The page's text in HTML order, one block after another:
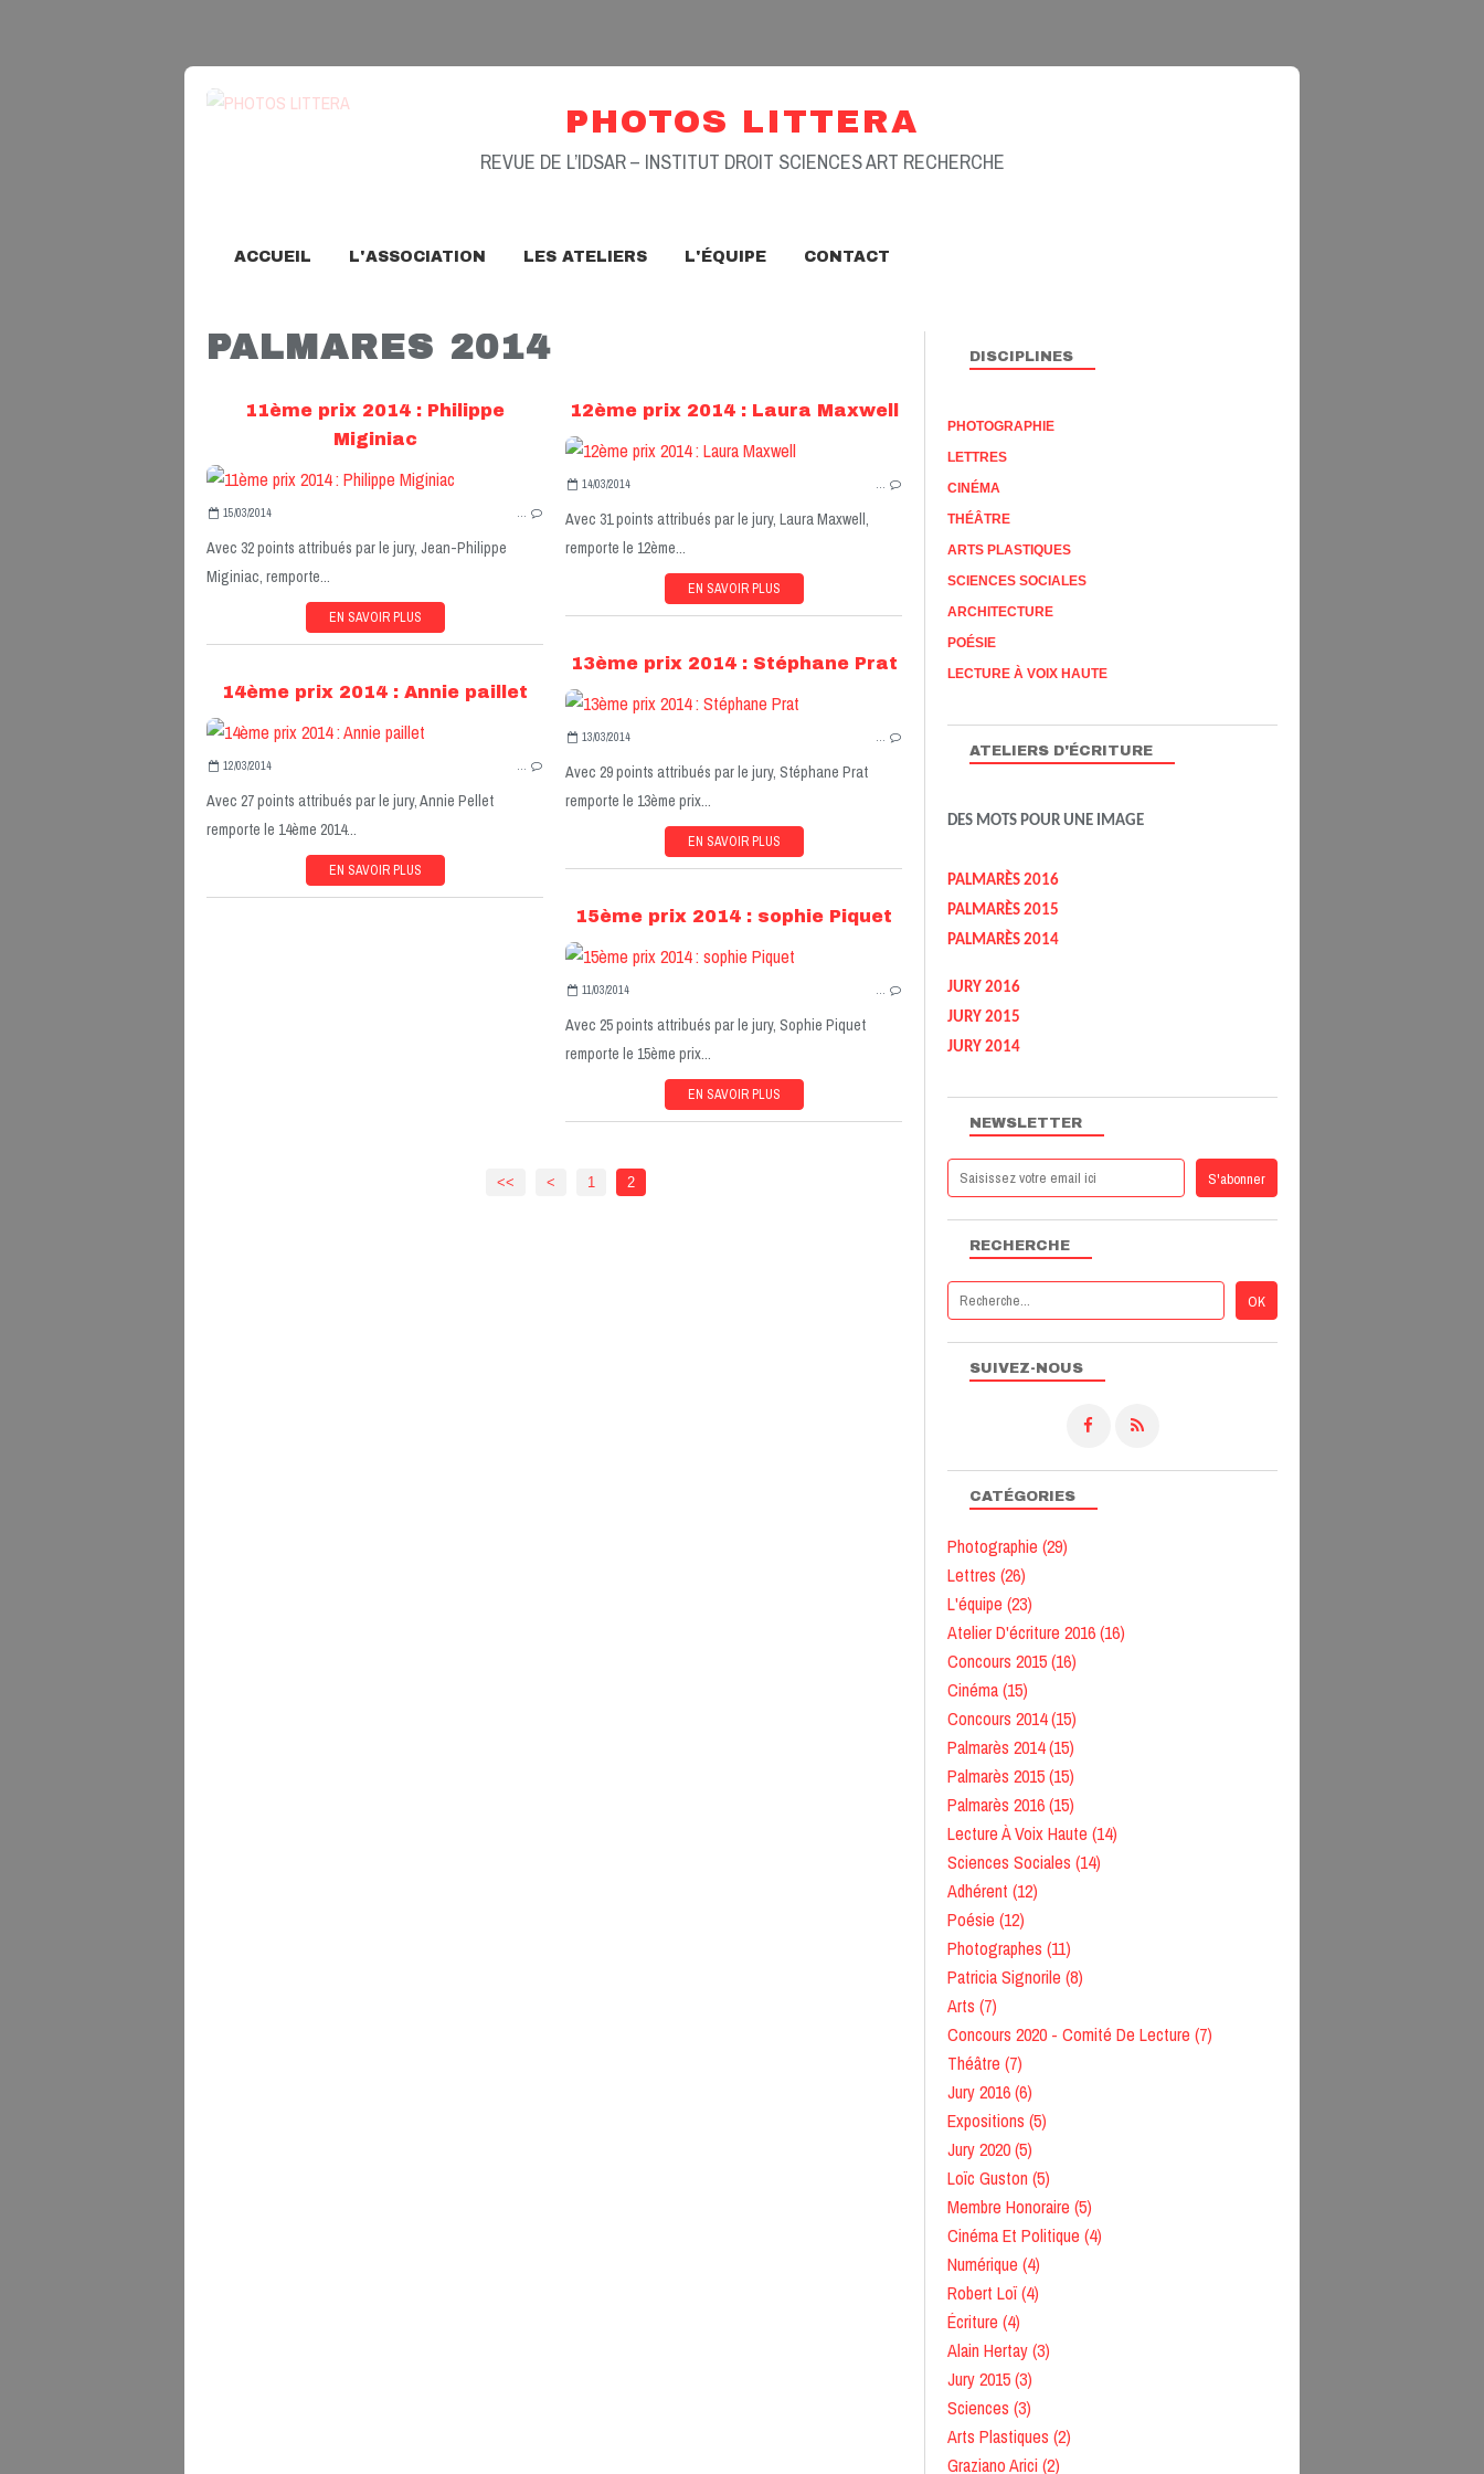
PHOTOS LITTERA
REVUE DE L’IDSAR – INSTITUT DROIT SCIENCES ART RECHERCHE
ACCUEIL L'ASSOCIATION LES ATELIERS L'ÉQUIPE CONTACT
PALMARES 2014
11ème prix 2014 : Philippe
Miginiac
CONCOURS 2014
15/03/2014 …
Avec 32 points attribués par le jury, Jean-Philippe
Miginiac, remporte...
EN SAVOIR PLUS
12ème prix 2014 : Laura Maxwell
14/03/2014 …
Avec 31 points attribués par le jury, Laura Maxwell,
remporte le 12ème...
EN SAVOIR PLUS
13ème prix 2014 : Stéphane Prat
PALMARÈS 2014
13/03/2014 …
Avec 29 points attribués par le jury, Stéphane Prat
remporte le 13ème prix...
EN SAVOIR PLUS
14ème prix 2014 : Annie paillet
CONCOURS 2014
12/03/2014 …
Avec 27 points attribués par le jury, Annie Pellet
remporte le 14ème 2014...
EN SAVOIR PLUS
15ème prix 2014 : sophie Piquet
11/03/2014 …
Avec 25 points attribués par le jury, Sophie Piquet
remporte le 15ème prix...
EN SAVOIR PLUS
<< < 1 2
NEWSLETTER
SUIVEZ-NOUS
RECHERCHE
CATÉGORIES
Photographie (29)
Lettres (26)
L'équipe (23)
Atelier D'écriture 2016(16)
Concours 2015(16)
Cinéma(15)
Concours 2014(15)
Palmarès 2014(15)
Palmarès 2015(15)
Palmarès 2016(15)
Lecture À Voix Haute (14)
Sciences Sociales (14)
Adhérent (12)
Poésie (12)
Photographes (11)
Patricia Signorile (8)
Arts (7)
Concours 2020 - Comité De Lecture (7)
Théâtre (7)
Jury 2016(6)
Expositions (5)
Jury 2020(5)
Loïc Guston (5)
Membre Honoraire (5)
Cinéma Et Politique (4)
Numérique (4)
Robert Loï(4)
Écriture (4)
Alain Hertay(3)
Jury 2015(3)
Sciences (3)
Arts Plastiques (2)
Graziano Arici (2)
DISCIPLINES
PHOTOGRAPHIE
LETTRES
CINÉMA
THÉÂTRE
ARTS PLASTIQUES
SCIENCES SOCIALES
ARCHITECTURE
POÉSIE
LECTURE À VOIX HAUTE
ATELIERS D'ÉCRITURE
DES MOTS POUR UNE IMAGE
PALMARÈS 2016
PALMARÈS 2015
PALMARÈS 2014
JURY 2016
JURY 2015
JURY 2014